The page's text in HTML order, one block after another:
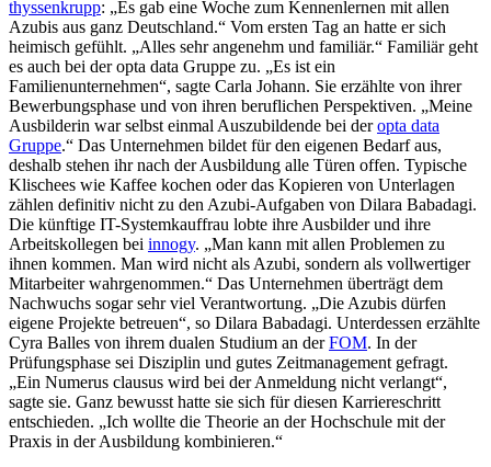
thyssenkrupp: „Es gab eine Woche zum Kennenlernen mit allen
Azubis aus ganz Deutschland.“ Vom ersten Tag an hatte er sich
heimisch gefühlt. „Alles sehr angenehm und familiär.“ Familiär geht
es auch bei der opta data Gruppe zu. „Es ist ein
Familienunternehmen“, sagte Carla Johann. Sie erzählte von ihrer
Bewerbungsphase und von ihren beruflichen Perspektiven. „Meine
Ausbilderin war selbst einmal Auszubildende bei deropta data
Gruppe.“ Das Unternehmen bildet für den eigenen Bedarf aus,
deshalb stehen ihr nach der Ausbildung alle Türen offen. Typische
Klischees wie Kaffee kochen oder das Kopieren von Unterlagen
zählen definitiv nicht zu den Azubi-Aufgaben von Dilara Babadagi.
Die künftige IT-Systemkauffrau lobte ihre Ausbilder und ihre
Arbeitskollegen bei innogy. „Man kann mit allen Problemen zu
ihnen kommen. Man wird nicht als Azubi, sondern als vollwertiger
Mitarbeiter wahrgenommen.“ Das Unternehmen überträgt dem
Nachwuchs sogar sehr viel Verantwortung. „Die Azubis dürfen
eigene Projekte betreuen“, so Dilara Babadagi. Unterdessen erzählte
Cyra Balles von ihrem dualen Studium an derFOM. In der
Prüfungsphase sei Disziplin und gutes Zeitmanagement gefragt.
„Ein Numerus clausus wird bei der Anmeldung nicht verlangt“,
sagte sie. Ganz bewusst hatte sie sich für diesen Karriereschritt
entschieden. „Ich wollte die Theorie an der Hochschule mit der
Praxis in der Ausbildung kombinieren.“